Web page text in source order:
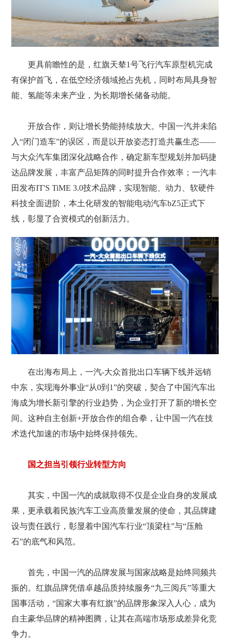
更具前瞻性的是，红旗天辇1号飞行汽车原型机完成
有保护首飞，在低空经济领域抢占先机，同时布局具身智
能、氢能等未来产业，为长期增长储备动能。
开放合作，则让增长势能持续放大。中国一汽并未陷
入“闭门造车”的误区，而是以开放姿态打造共赢生态——
与大众汽车集团深化战略合作，确定新车型规划并加码捷
达品牌发展，丰富产品矩阵的同时提升合作效率；一汽丰
田发布IT'S TiME 3.0技术品牌，实现智能、动力、软硬件
科技全面进阶，本土化研发的智能电动汽车bZ5正式下
线，彰显了合资模式的创新活力。
在出海布局上，一汽-大众首批出口车辆下线并远销
中东，实现海外事业“从0到1”的突破，契合了中国汽车出
海成为增长新引擎的行业趋势，为企业打开了新的增长空
间。这种自主创新+开放合作的组合拳，让中国一汽在技
术迭代加速的市场中始终保持领先。
国之担当引领行业转型方向
其实，中国一汽的成就取得不仅是企业自身的发展成
果，更承载着民族汽车工业高质量发展的使命，其品牌建
设与责任践行，彰显着中国汽车行业“顶梁柱”与“压舱
石”的底气和风范。
首先，中国一汽的品牌发展与国家战略是始终同频共
振的。红旗品牌凭借卓越品质持续服务“九三阅兵”等重大
国事活动，“国家大事有红旗”的品牌形象深入人心，成为
自主豪华品牌的精神图腾，让其在高端市场形成差异化竞
争力。